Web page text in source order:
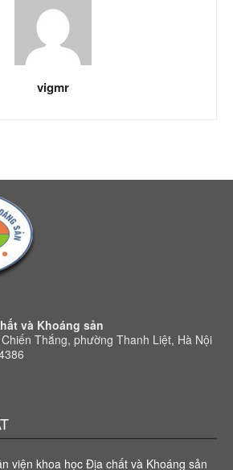
vigmr
và Khoáng sản
Thắng, phường Thanh Liệt, Hà Nội
viện khoa học Địa chất và Khoáng sản